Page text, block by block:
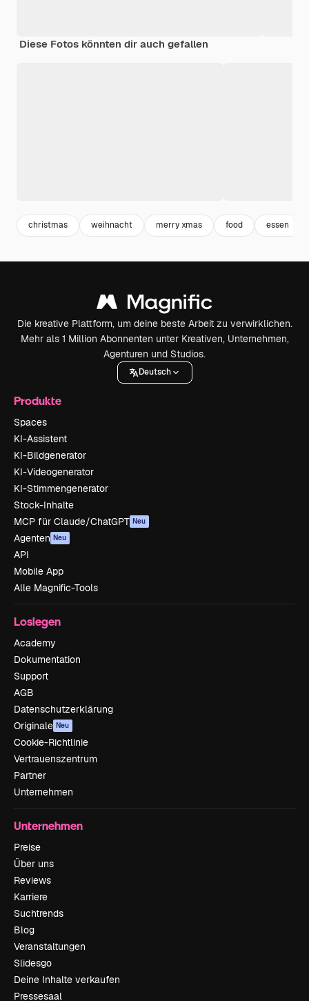
Diese Fotos könnten dir auch gefallen
christmas weihnacht merry xmas food essen
Die kreative Plattform, um deine beste Arbeit zu verwirklichen.
Mehr als 1 Million Abonnenten unter Kreativen, Unternehmen,
Agenturen und Studios.
Deutsch
Produkte
Spaces
KI-Assistent
KI-Bildgenerator
KI-Videogenerator
KI-Stimmengenerator
Stock-Inhalte
MCP für Claude/ChatGPT Neu
Agenten Neu
API
Mobile App
Alle Magnific-Tools
Loslegen
Academy
Dokumentation
Support
AGB
Datenschutzerklärung
Originale Neu
Cookie-Richtlinie
Vertrauenszentrum
Partner
Unternehmen
Unternehmen
Preise
Über uns
Reviews
Karriere
Suchtrends
Blog
Veranstaltungen
Slidesgo
Deine Inhalte verkaufen
Pressesaal